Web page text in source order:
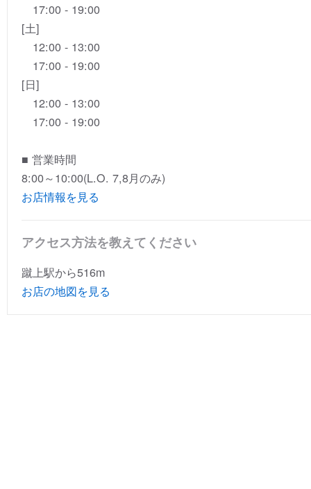
17:00 - 19:00
[土]
12:00 - 13:00
17:00 - 19:00
[日]
12:00 - 13:00
17:00 - 19:00
■ 営業時間
8:00～10:00(L.O. 7,8月のみ)
お店情報を見る
アクセス方法を教えてください
蹴上駅から516m
お店の地図を見る